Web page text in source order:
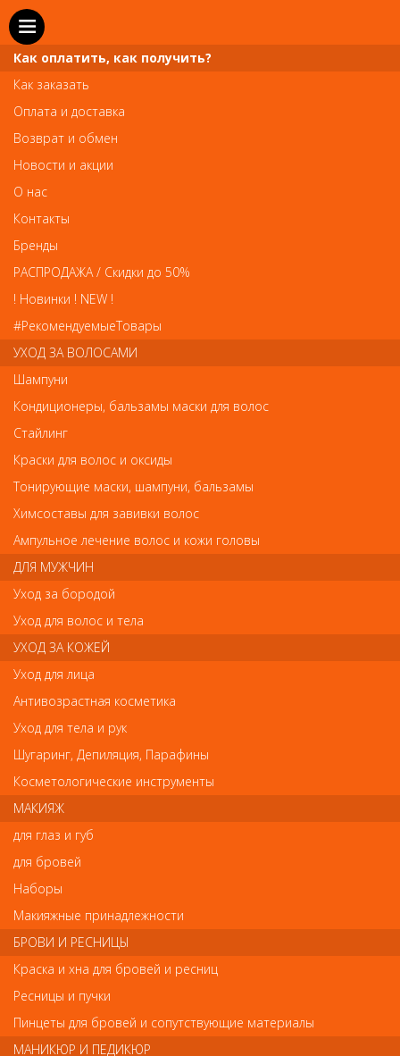
SEO
Сменный нож Moser 1554-7350 для машинок
серий 1554, 1572, 1573, 1574
Арт.1554-7350
2 200р.-
Нет в наличии
В закладки Как оплатить? Как получить?
Тип: сменный нож
Подходит для машинок: Moser 1554, 1572, 1573, 1574
Ширина ножа: 30 мм
Высота среза: 0,1 мм
Отзывы
Напишите свой отзыв
Как оплатить, как получить?
Как заказать
Оплата и доставка
Возврат и обмен
Новости и акции
О нас
Контакты
Бренды
РАСПРОДАЖА / Скидки до 50%
! Новинки ! NEW !
#РекомендуемыеТовары
УХОД ЗА ВОЛОСАМИ
Шампуни
Кондиционеры, бальзамы маски для волос
Стайлинг
Краски для волос и оксиды
Тонирующие маски, шампуни, бальзамы
Химсоставы для завивки волос
Ампульное лечение волос и кожи головы
ДЛЯ МУЖЧИН
Уход за бородой
Уход для волос и тела
УХОД ЗА КОЖЕЙ
Уход для лица
Антивозрастная косметика
Уход для тела и рук
Шугаринг, Депиляция, Парафины
Косметологические инструменты
МАКИЯЖ
для глаз и губ
для бровей
Наборы
Макияжные принадлежности
БРОВИ И РЕСНИЦЫ
Краска и хна для бровей и ресниц
Ресницы и пучки
Пинцеты для бровей и сопутствующие материалы
МАНИКЮР И ПЕДИКЮР